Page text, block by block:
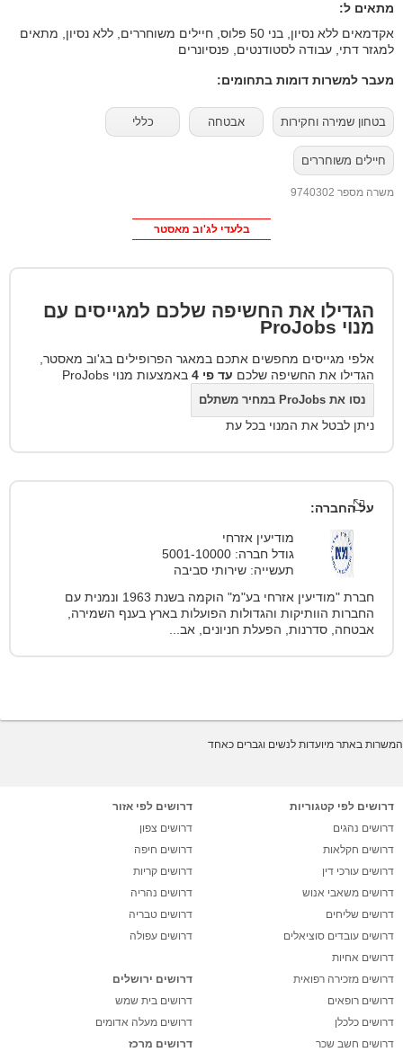
מתאים ל:
אקדמאים ללא נסיון, בני 50 פלוס, חיילים משוחררים, ללא נסיון, מתאים
למגזר דתי, עבודה לסטודנטים, פנסיונרים
מעבר למשרות דומות בתחומים:
בטחון שמירה וחקירות אבטחה כללי
חיילים משוחררים
משרה מספר 9740302
בלעדי לג'וב מאסטר
הגדילו את החשיפה שלכם למגייסים עם
מנוי ProJobs
אלפי מגייסים מחפשים אתכם במאגר הפרופילים בג'וב מאסטר,
הגדילו את החשיפה שלכם עד פי 4 באמצעות מנוי ProJobs
נסו את ProJobs במחיר משתלם
ניתן לבטל את המנוי בכל עת
על החברה:
מודיעין אזרחי
גודל חברה: 5001-10000
תעשייה: שירותי סביבה
חברת "מודיעין אזרחי בע"מ" הוקמה בשנת 1963 ונמנית עם
החברות הוותיקות והגדולות הפועלות בארץ בענף השמירה,
אבטחה, סדרנות, הפעלת חניונים, אב...
המשרות באתר מיועדות לנשים וגברים כאחד
דרושים לפי קטגוריות
דרושים נהגים
דרושים חקלאות
דרושים עורכי דין
דרושים משאבי אנוש
דרושים שליחים
דרושים עובדים סוציאלים
דרושים אחיות
דרושים מזכירה רפואית
דרושים רופאים
דרושים כלכלן
דרושים חשב שכר
דרושים לפי אזור
דרושים צפון
דרושים חיפה
דרושים קריות
דרושים נהריה
דרושים טבריה
דרושים עפולה
דרושים ירושלים
דרושים בית שמש
דרושים מעלה אדומים
דרושים מרכז